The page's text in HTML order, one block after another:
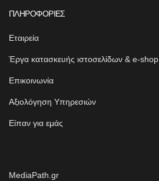
ΠΛΗΡΟΦΟΡΊΕΣ
Εταιρεία
Έργα κατασκευής ιστοσελίδων & e-shop
Επικοινωνία
Αξιολόγηση Υπηρεσιών
Είπαν για εμάς
MediaPath.gr